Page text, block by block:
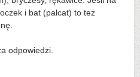
i bat (palcat) to też
odpowiedzi.